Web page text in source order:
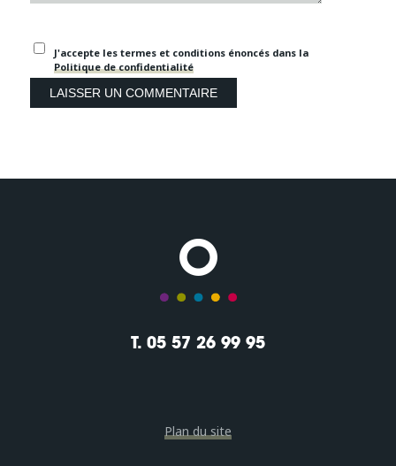
J'accepte les termes et conditions énoncés dans la
Politique de confidentialité
T. 05 57 26 99 95
Plan du site